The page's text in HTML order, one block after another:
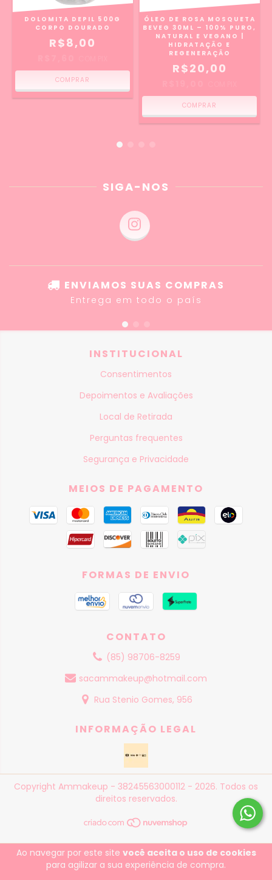
Ao navegar por este site você aceita o uso de cookies
para agilizar a sua experiência de compra.
DOLOMITA DEPIL 500G
CORPO DOURADO
R$8,00
ÓLEO DE ROSA MOSQUETA
BEVEG 30ML – 100% PURO,
NATURAL E VEGANO |
HIDRATAÇÃO E
REGENERAÇÃO
R$20,00
SIGA-NOS
ENVIAMOS SUAS COMPRAS
Entrega em todo o país
INSTITUCIONAL
Consentimentos
Depoimentos e Avaliações
Local de Retirada
Perguntas frequentes
Segurança e Privacidade
MEIOS DE PAGAMENTO
FORMAS DE ENVIO
CONTATO
(85) 98706-8259
sacammakeup@hotmail.com
Rua Stenio Gomes, 956
INFORMAÇÃO LEGAL
Copyright Ammakeup - 38245563000112 - 2026. Todos os
direitos reservados.